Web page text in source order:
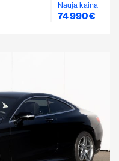
Nauja kaina
74 990 €